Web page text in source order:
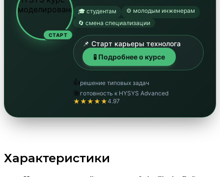
СТАРТ
🎓 студентам
⚙️ молодым инженерам
🔄 смена специализации
📌 Старт карьеры технолога
🧪 Подробнее о курсе
👍решение типовых задач
🎯 готовность к HYSYS Advanced
★★★★★4.97
Характеристики